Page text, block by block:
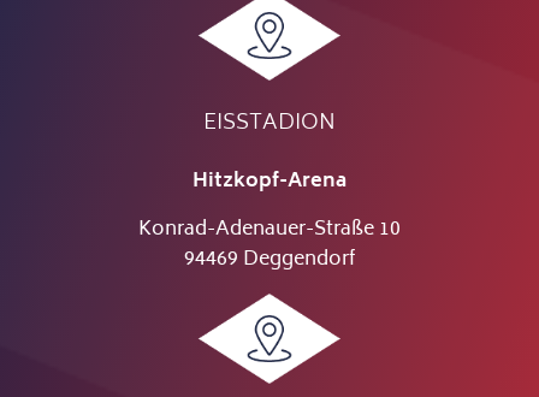
EISSTADION
Hitzkopf-Arena
Konrad-Adenauer-Straße 10
94469 Deggendorf